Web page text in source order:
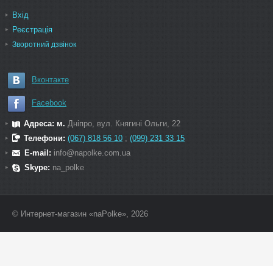
Вхід
Реєстрація
Зворотний дзвінок
Вконтакте
Facebook
Адреса: м. Дніпро, вул. Княгині Ольги, 22
Телефони: (067) 818 56 10 ; (099) 231 33 15
E-mail: info@napolke.com.ua
Skype: na_polke
© Интернет-магазин «naPolke», 2026